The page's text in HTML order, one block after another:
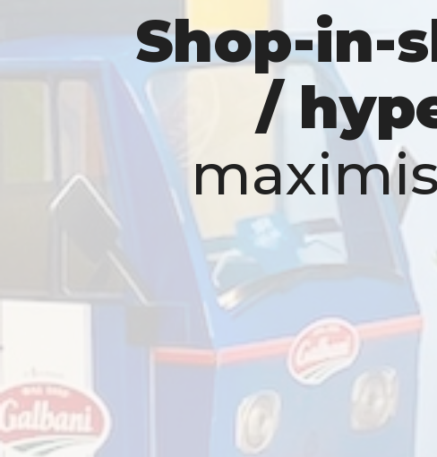
Shop-in-
/